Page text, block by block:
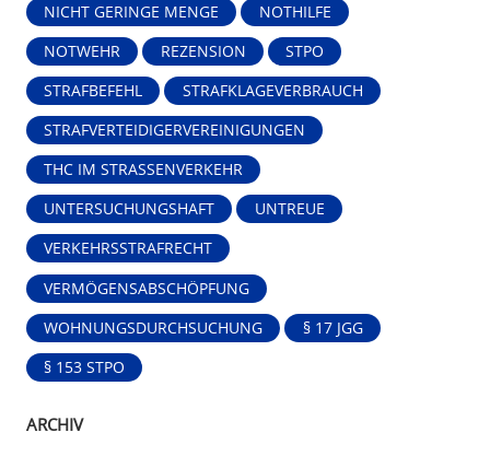
NICHT GERINGE MENGE NOTHILFE
NOTWEHR REZENSION STPO
STRAFBEFEHL STRAFKLAGEVERBRAUCH
STRAFVERTEIDIGERVEREINIGUNGEN
THC IM STRASSENVERKEHR
UNTERSUCHUNGSHAFT UNTREUE
VERKEHRSSTRAFRECHT
VERMÖGENSABSCHÖPFUNG
WOHNUNGSDURCHSUCHUNG § 17 JGG
§ 153 STPO
ARCHIV